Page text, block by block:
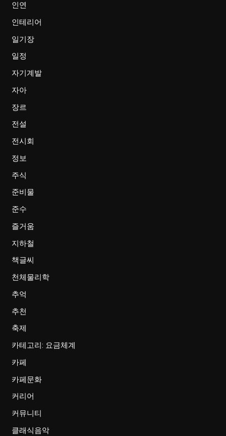
인연
인테리어
일기장
일정
자기계발
자아
장르
전설
전시회
정보
주식
준비물
준수
즐거움
지하철
책글씨
천체물리학
추억
추천
축제
카테고리: 요금체계
카페
카페문화
커리어
커뮤니티
클래식음악